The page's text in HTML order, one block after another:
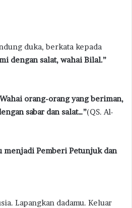
dengan salat, wahai Bilal.”
orang-orang yang beriman,
sabar dan salat…”(QS. Al-
menjadi Pemberi Petunjuk dan
Lapangkan dadamu. Keluar